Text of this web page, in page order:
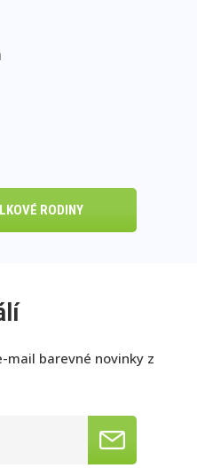
RODINY
mail barevné novinky z